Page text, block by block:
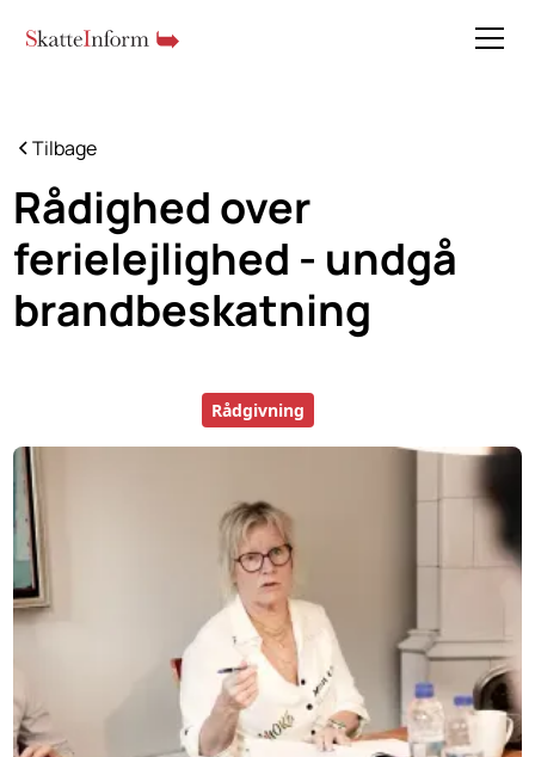
Tilbage
Rådighed over
ferielejlighed - undgå
brandbeskatning
Rådgivning